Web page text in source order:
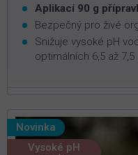
Aplikací 90 g
Bezpečný pro živé
Snižuje vysoké pH
optimálních 6,5 až 7,5
Novinka
Vysoké pH